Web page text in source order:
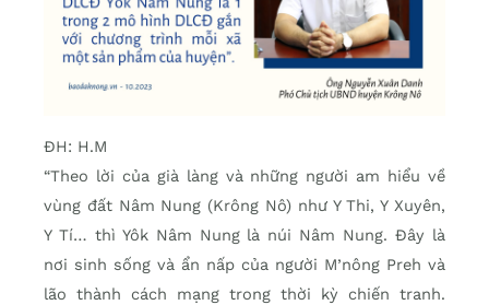
ĐH: H.M
“Theo lời của già làng và những người am hiểu về
vùng đất Nâm Nung (Krông Nô) như Y Thi, Y Xuyên,
Y Tí… thì Yôk Nâm Nung là núi Nâm Nung. Đây là
nơi sinh sống và ẩn nấp của người M’nông Preh và
lão thành cách mạng trong thời kỳ chiến tranh.